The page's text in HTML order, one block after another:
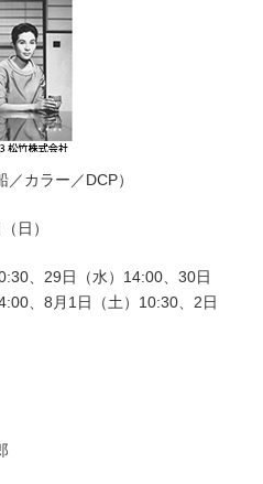
カラー／DCP）
日）
、29日（水）14:00、30日
、8月1日（土）10:30、2日